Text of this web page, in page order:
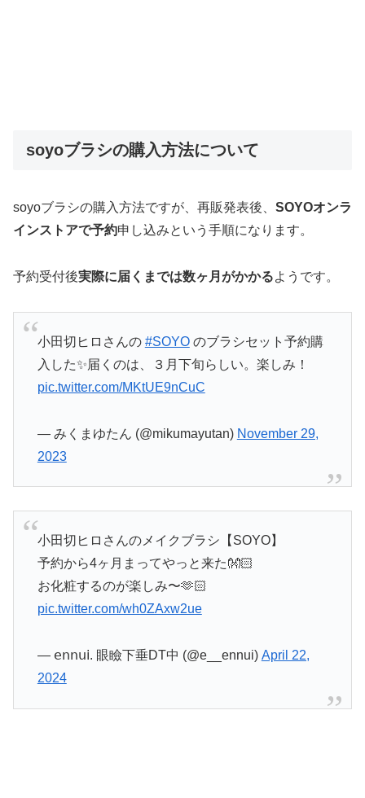
soyoブラシの購入方法について
soyoブラシの購入方法ですが、再販発表後、 SOYOオンラ
インストアで予約申し込みという手順になります。
予約受付後実際に届くまでは数ヶ月がかかるようです。
小田切ヒロさんの #SOYOのブラシセット予約購
入した✨届くのは、３月下旬らしい。楽しみ！
pic.twitter.com/MKtUE9nCuC
— みくまゆたん (@mikumayutan) November 29,
2023
小田切ヒロさんのメイクブラシ【SOYO】
予約から4ヶ月まってやっと来た👐🏻
お化粧するのが楽しみ〜🫶🏻
pic.twitter.com/wh0ZAxw2ue
— 𝖾𝗇𝗇𝗎𝗂. 眼瞼下垂DT中 (@e__ennui) April 22,
2024